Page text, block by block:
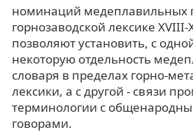
номинаций медеплавильных
горнозаводской лексике XVIII-
позволяют установить, с
некоторую отдельность
словаря в пределах горно-
лексики, а с другой - связи
терминологии с
говорами.